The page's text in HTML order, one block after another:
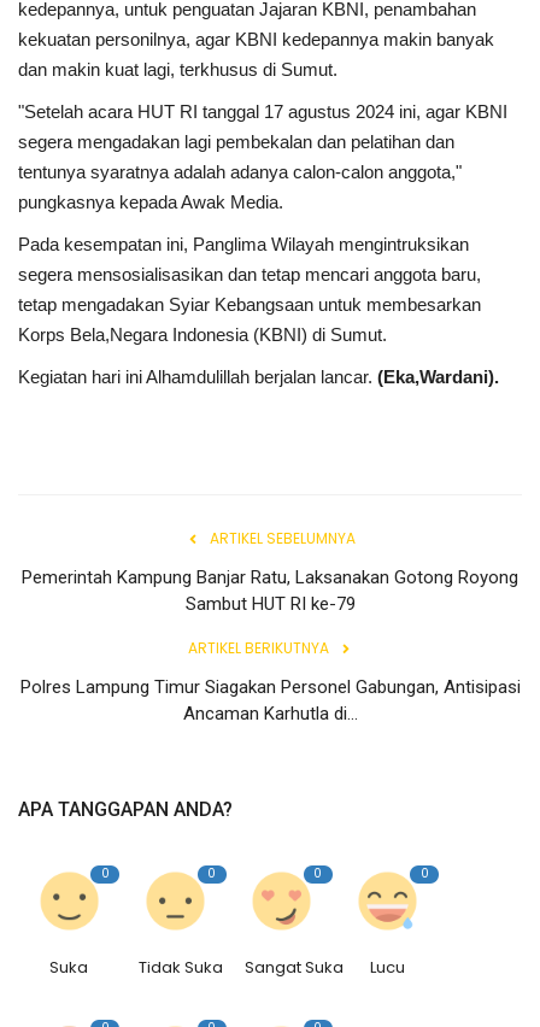
Lampung
kedepannya, untuk penguatan Jajaran KBNI, penambahan
kekuatan personilnya, agar KBNI kedepannya makin banyak
dan makin kuat lagi, terkhusus di Sumut.
"Setelah acara HUT RI tanggal 17 agustus 2024 ini, agar KBNI
segera mengadakan lagi pembekalan dan pelatihan dan
tentunya syaratnya adalah adanya calon-calon anggota,"
pungkasnya kepada Awak Media.
Pada kesempatan ini, Panglima Wilayah mengintruksikan
segera mensosialisasikan dan tetap mencari anggota baru,
tetap mengadakan Syiar Kebangsaan untuk membesarkan
Korps Bela,Negara Indonesia (KBNI) di Sumut.
Kegiatan hari ini Alhamdulillah berjalan lancar. (Eka,Wardani).
ARTIKEL SEBELUMNYA
Pemerintah Kampung Banjar Ratu, Laksanakan Gotong Royong
Sambut HUT RI ke-79
ARTIKEL BERIKUTNYA
Polres Lampung Timur Siagakan Personel Gabungan, Antisipasi
Ancaman Karhutla di...
APA TANGGAPAN ANDA?
0
Suka
0
Tidak Suka
0
Sangat Suka
0
Lucu